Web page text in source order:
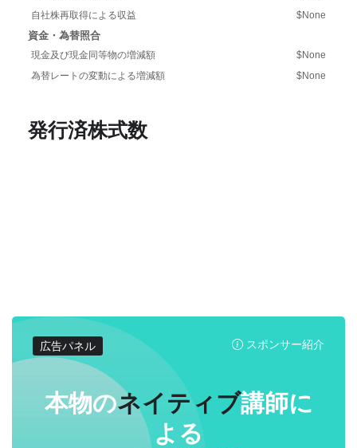
自社株再取得による収益
$None
資金・為替照合
現金及び現金同等物の増減額
$None
為替レートの変動による増減額
$None
発行済株式数
広告パネル スポンサー紹介
本物のネイティブ講師に
よる